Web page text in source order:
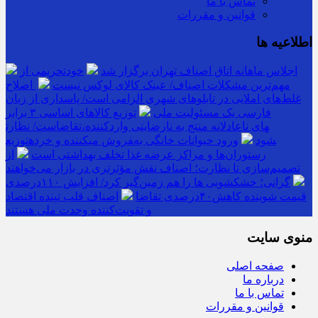
قوانین و مقررات
اطلاعیه ها
اجلاس ماهانه اتاق اصناف تهران برگزار شد
خودتحریمی از
مهم‌ترین مشکلات اصناف/ عینک کالای لوکس نیست
اصلاح
غلط‌های املایی در تابلوهای شهری الزامی است/ پاسداری از زبان
فارسی یک مسئولیت ملی
توزیع کالاهای اساسی ۳ برابر
تقاضاست/ نظارت‎های ناعادلانه منتج به نارضایتی واردکننده،
توزیع‎کننده و خرده‎فروش می‎شود
ورود حیوانات خانگی به
رستوران‌ها و مراکز عرضه غذا تخلف بهداشتی است
از
تصمیم‌سازی تا نظارت؛ اصناف نقش مؤثرتری در بازار می‌خواهند
گرانی؛ خشکشویی‌ ها را هم زمین‌گیر کرد/ افزایش ۱۱۰درصدی
قیمت شوینده کاهش۴۰درصدی تقاضا
اصناف قلب تپنده اقتصاد
و تقویت‌کننده وحدت ملی هستند
منوی سایت
صفحه اصلی
درباره ما
تماس با ما
قوانین و مقررات